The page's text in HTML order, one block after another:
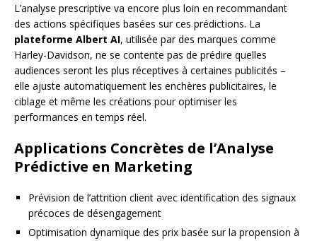
L’analyse prescriptive va encore plus loin en recommandant
des actions spécifiques basées sur ces prédictions. La
plateforme Albert AI, utilisée par des marques comme
Harley-Davidson, ne se contente pas de prédire quelles
audiences seront les plus réceptives à certaines publicités –
elle ajuste automatiquement les enchères publicitaires, le
ciblage et même les créations pour optimiser les
performances en temps réel.
Applications Concrètes de l’Analyse
Prédictive en Marketing
Prévision de l’attrition client avec identification des signaux
précoces de désengagement
Optimisation dynamique des prix basée sur la propension à